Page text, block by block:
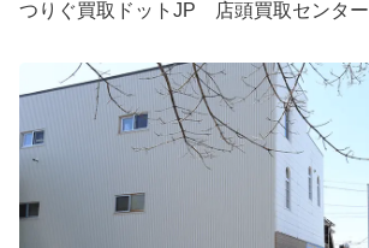
つりぐ買取ドットJP 店頭買取センター